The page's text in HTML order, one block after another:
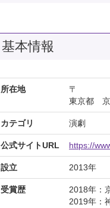
基本情報
所在地
〒
東京都
カテゴリ 演劇
公式サイトURL https://
設立 2013年
受賞歴
2018年：
2019年：